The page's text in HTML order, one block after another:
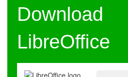
Download
LibreOffice